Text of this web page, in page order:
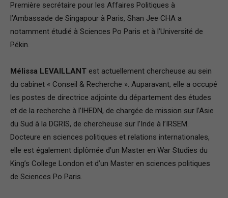
Première secrétaire pour les Affaires Politiques à
l’Ambassade de Singapour à Paris, Shan Jee CHA a
notamment étudié à Sciences Po Paris et à l’Université de
Pékin.
Mélissa LEVAILLANT est actuellement chercheuse au sein
du cabinet « Conseil & Recherche ». Auparavant, elle a occupé
les postes de directrice adjointe du département des études
et de la recherche à l’IHEDN, de chargée de mission sur l’Asie
du Sud à la DGRIS, de chercheuse sur l’Inde à l’IRSEM.
Docteure en sciences politiques et relations internationales,
elle est également diplômée d’un Master en War Studies du
King’s College London et d’un Master en sciences politiques
de Sciences Po Paris.